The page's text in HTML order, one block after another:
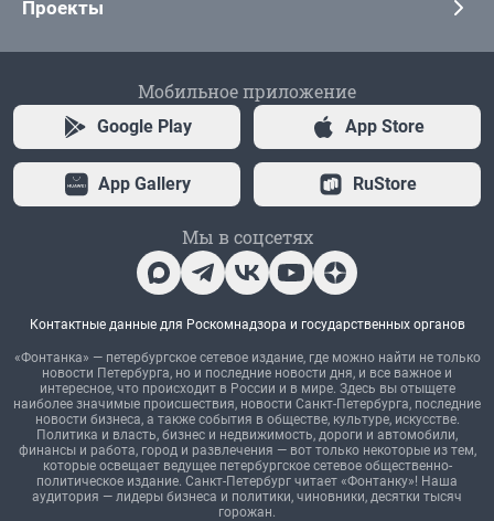
Проекты
Мобильное приложение
Google Play App Store
App Gallery RuStore
Мы в соцсетях
Контактные данные для Роскомнадзора и государственных органов
«Фонтанка» — петербургское сетевое издание, где можно найти не только
новости Петербурга, но и последние новости дня, и все важное и
интересное, что происходит в России и в мире. Здесь вы отыщете
наиболее значимые происшествия, новости Санкт-Петербурга, последние
новости бизнеса, а также события в обществе, культуре, искусстве.
Политика и власть, бизнес и недвижимость, дороги и автомобили,
финансы и работа, город и развлечения — вот только некоторые из тем,
которые освещает ведущее петербургское сетевое общественно-
политическое издание. Санкт-Петербург читает «Фонтанку»! Наша
аудитория — лидеры бизнеса и политики, чиновники, десятки тысяч
горожан.